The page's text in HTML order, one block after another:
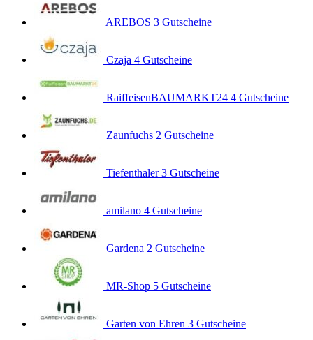
AREBOS 3 Gutscheine
Czaja 4 Gutscheine
RaiffeisenBAUMARKT24 4 Gutscheine
Zaunfuchs 2 Gutscheine
Tiefenthaler3 Gutscheine
amilano 4 Gutscheine
Gardena 2 Gutscheine
MR-Shop 5 Gutscheine
Garten von Ehren 3 Gutscheine